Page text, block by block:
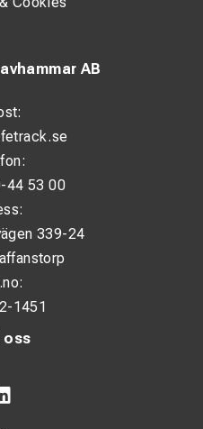
oss
AB
44 53 00
339-24
1451